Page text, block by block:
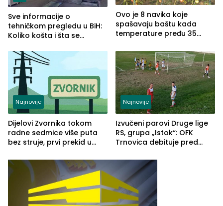
Sve informacije o
tehničkom pregledu u BiH:
Koliko košta i šta se
Ovo je 8 navika koje
spašavaju baštu kada
temperature pređu 35
Najnovije
Dijelovi Zvornika tokom
radne sedmice više puta
bez struje, prvi prekid u
Najnovije
Izvučeni parovi Druge lige
RS, grupa „Istok“: OFK
Trnovica debituje pred
Drine HE